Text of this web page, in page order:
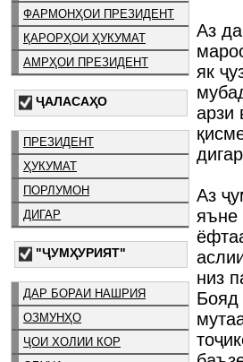
ФАРМОНҲОИ ПРЕЗИДЕНТ
ҚАРОРҲОИ ҲУКУМАТ
АМРҲОИ ПРЕЗИДЕНТ
ҶАЛАСАҲО
ПРЕЗИДЕНТ
ҲУКУМАТ
ПОРЛУМОН
ДИГАР
"ҶУМҲУРИЯТ"
ДАР БОРАИ НАШРИЯ
ОЗМУНҲО
ҶОИ ХОЛИИ КОР
Аз
як
арзи
Аз
яъне
низ
Бояд